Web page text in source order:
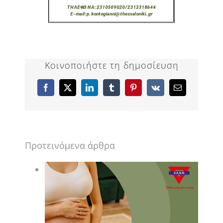
Κοινοποιήστε τη δημοσίευση
Facebook
X LinkedInTumblrPinterest
Vk Email
Προτεινόμενα άρθρα